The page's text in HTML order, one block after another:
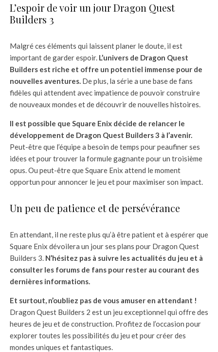
L’espoir de voir un jour Dragon Quest
Builders 3
Malgré ces éléments qui laissent planer le doute, il est
important de garder espoir. L’univers de Dragon Quest
Builders est riche et offre un potentiel immense pour de
nouvelles aventures. De plus, la série a une base de fans
fidèles qui attendent avec impatience de pouvoir construire
de nouveaux mondes et de découvrir de nouvelles histoires.
Il est possible que Square Enix décide de relancer le
développement de Dragon Quest Builders 3 à l’avenir.
Peut-être que l’équipe a besoin de temps pour peaufiner ses
idées et pour trouver la formule gagnante pour un troisième
opus. Ou peut-être que Square Enix attend le moment
opportun pour annoncer le jeu et pour maximiser son impact.
Un peu de patience et de persévérance
En attendant, il ne reste plus qu’à être patient et à espérer que
Square Enix dévoilera un jour ses plans pour Dragon Quest
Builders 3. N’hésitez pas à suivre les actualités du jeu et à
consulter les forums de fans pour rester au courant des
dernières informations.
Et surtout, n’oubliez pas de vous amuser en attendant !
Dragon Quest Builders 2 est un jeu exceptionnel qui offre des
heures de jeu et de construction. Profitez de l’occasion pour
explorer toutes les possibilités du jeu et pour créer des
mondes uniques et fantastiques.